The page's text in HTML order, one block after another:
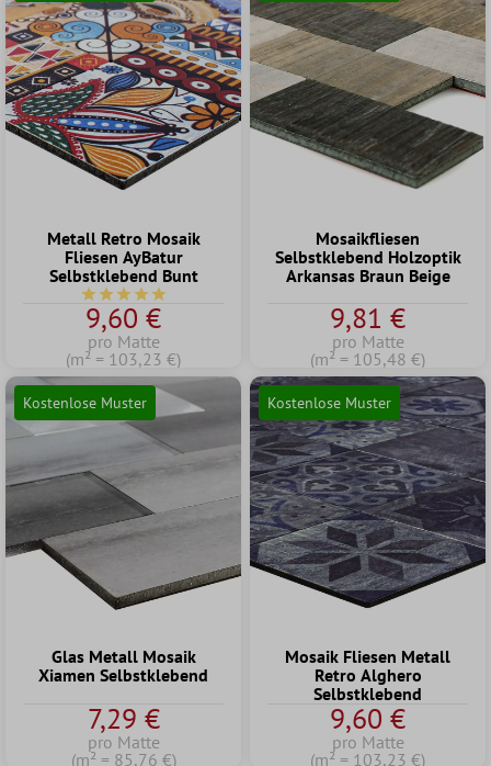
Metall Retro Mosaik
Fliesen AyBatur
Selbstklebend Bunt
Durchschnittliche Bewertung von 5 von 5 Sternen
9,60 €
pro Matte
(m² = 103,23 €)
Mosaikfliesen
Selbstklebend Holzoptik
Arkansas Braun Beige
9,81 €
pro Matte
(m² = 105,48 €)
Kostenlose Muster
Glas Metall Mosaik
Xiamen Selbstklebend
7,29 €
pro Matte
(m² = 85,76 €)
Kostenlose Muster
Mosaik Fliesen Metall
Retro Alghero
Selbstklebend
9,60 €
pro Matte
(m² = 103,23 €)